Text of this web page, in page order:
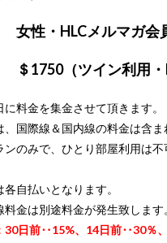
女性・HLCメルマガ会
＄1750（ツイン利用・
に料金を集金させて頂きます。
、国際線＆国内線の料金は含ま
ンのみで、ひとり部屋利用は
各自払いとなります。
料金は別途料金が発生致します
30日前‥15%、14日前‥30％